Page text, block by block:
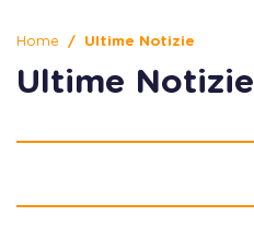
Home Ultime Notizie
Ultime Notizie